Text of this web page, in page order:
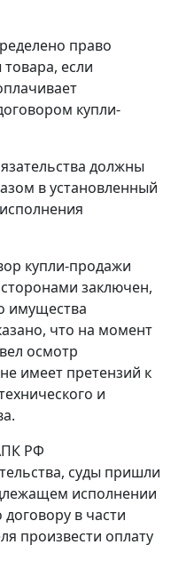
право
если
купли-
должны
в установленный
купли-продажи
заключен,
имущества
что на момент
осмотр
имеет претензий к
и
РФ
суды пришли
исполнении
в части
произвести оплату